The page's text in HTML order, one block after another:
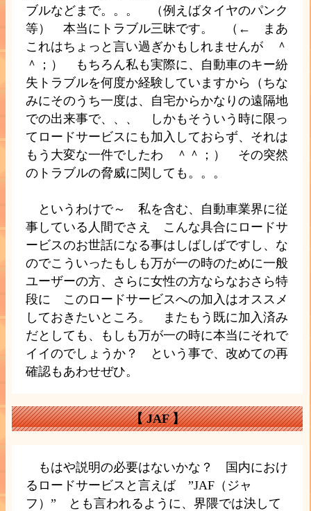
ブルなどまで。。。 （例えばタイヤのパンク
等） 本当にトラブル三昧です。 （← まあ
これはちょっと言い過ぎかもしれませんが ＾
＾；） もちろん私も実際に、自動車のキー紛
失トラブルを何度か経験していますから（ちな
みにそのうち一度は、自宅からかなりの遠隔地
での出来事で、、、 しかもそういう時に限っ
てロードサービスにも加入しておらず、それは
もう大変な一件でしたわ ＾＾；） その突然
のトラブルの脅威に関しても。。。
というわけで～ 私を含む、自動車業界に従
事している人間でさえ こんな具合にロードサ
ービスのお世話になる事はしばしばですし、な
のでこういったもしも万が一の時のために一般
ユーザーの方、さらに女性の方ならなおさら特
段に このロードサービスへの加入はオススメ
しておきたいところ。 またもう既に加入済み
だとしても、もしも万が一の時に本当にそれで
イイのでしょうか？ という事で、改めての再
確認もあわせぜひ。
【JAF】
もはや説明の必要はないかな？ 国内におけ
るロードサービスと言えば ”JAF（ジャ
フ）” とも言われるように、界隈では決して